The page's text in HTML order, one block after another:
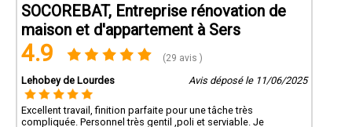
SOCOREBAT, Entreprise rénovation de
maison et d'appartement à Sers
4.9 (29 avis )
Lehobey de Lourdes Avis déposé le 11/06/2025
Excellent travail, finition parfaite pour une tâche très
compliquée. Personnel très gentil ,poli et serviable. Je